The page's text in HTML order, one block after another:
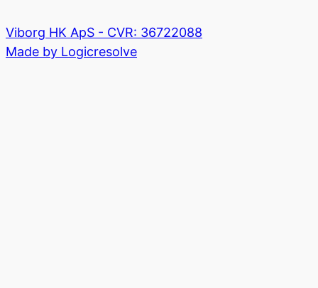
Viborg HK ApS - CVR: 36722088
Made by Logicresolve